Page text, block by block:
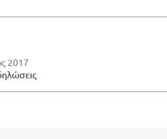
2017